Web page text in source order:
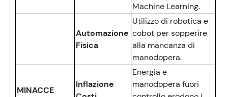
Machine Learning.
Automazione
Fisica
Utilizzo di robotica e
cobot per sopperire
alla mancanza di
manodopera.
MINACCE
Inflazione
Energia e
manodopera fuori